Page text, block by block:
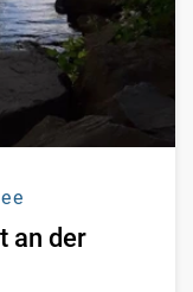
an der